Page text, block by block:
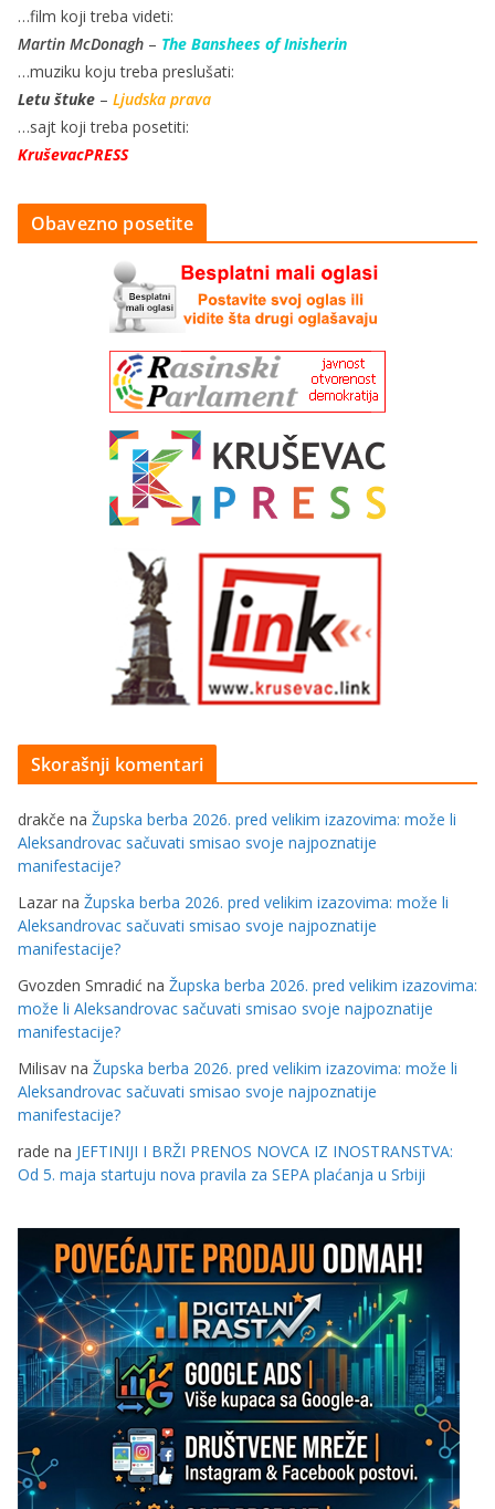
…film koji treba videti:
Martin McDonagh – The Banshees of Inisherin
…muziku koju treba preslušati:
Letu štuke – Ljudska prava
…sajt koji treba posetiti:
KruševacPRESS
Obavezno posetite
Skorašnji komentari
drakče na Župska berba 2026. pred velikim izazovima: može li
Aleksandrovac sačuvati smisao svoje najpoznatije
manifestacije?
Lazar na Župska berba 2026. pred velikim izazovima: može li
Aleksandrovac sačuvati smisao svoje najpoznatije
manifestacije?
Gvozden Smradić na Župska berba 2026. pred velikim izazovima:
može li Aleksandrovac sačuvati smisao svoje najpoznatije
manifestacije?
Milisav na Župska berba 2026. pred velikim izazovima: može li
Aleksandrovac sačuvati smisao svoje najpoznatije
manifestacije?
rade na JEFTINIJI I BRŽI PRENOS NOVCA IZ INOSTRANSTVA:
Od 5. maja startuju nova pravila za SEPA plaćanja u Srbiji